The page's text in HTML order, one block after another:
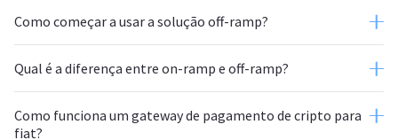
Como começar a usar a solução off-ramp?
Qual é a diferença entre on-ramp e off-ramp?
Como funciona um gateway de pagamento de cripto para
fiat?